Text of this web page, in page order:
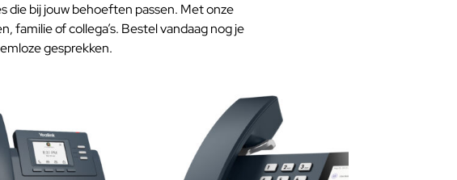
die bij jouw behoeften passen. Met onze
familie of collega’s. Bestel vandaag nog je
gesprekken.